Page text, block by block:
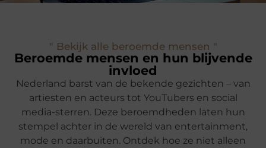
" Bekijk alle beroemde mensen "
Beroemde mensen en hun blijvende
invloed
Nederland barst van de bekende gezichten – van
artiesten en acteurs tot YouTubers en social
media-sterren. Deze beroemdheden laten hun
stempel achter in de wereld van entertainment,
mode en daarbuiten. Ontdek hoe ze niet alleen